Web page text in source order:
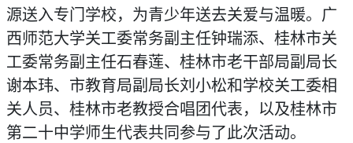
源送入专门学校，为青少年送去关爱与温暖。广
西师范大学关工委常务副主任钟瑞添、桂林市关
工委常务副主任石春莲、桂林市老干部局副局长
谢本玮、市教育局副局长刘小松和学校关工委相
关人员、桂林市老教授合唱团代表，以及桂林市
第二十中学师生代表共同参与了此次活动。